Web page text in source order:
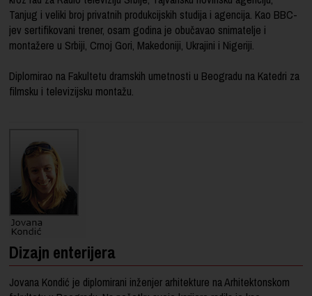
Tanjug i veliki broj privatnih produkcijskih studija i agencija. Kao BBC-
jev sertifikovani trener, osam godina je obučavao snimatelje i
montažere u Srbiji, Crnoj Gori, Makedoniji, Ukrajini i Nigeriji.
Diplomirao na Fakultetu dramskih umetnosti u Beogradu na Katedri za
filmsku i televizijsku montažu.
Dizajn enterijera
Jovana Kondić je diplomirani inženjer arhitekture na Arhitektonskom